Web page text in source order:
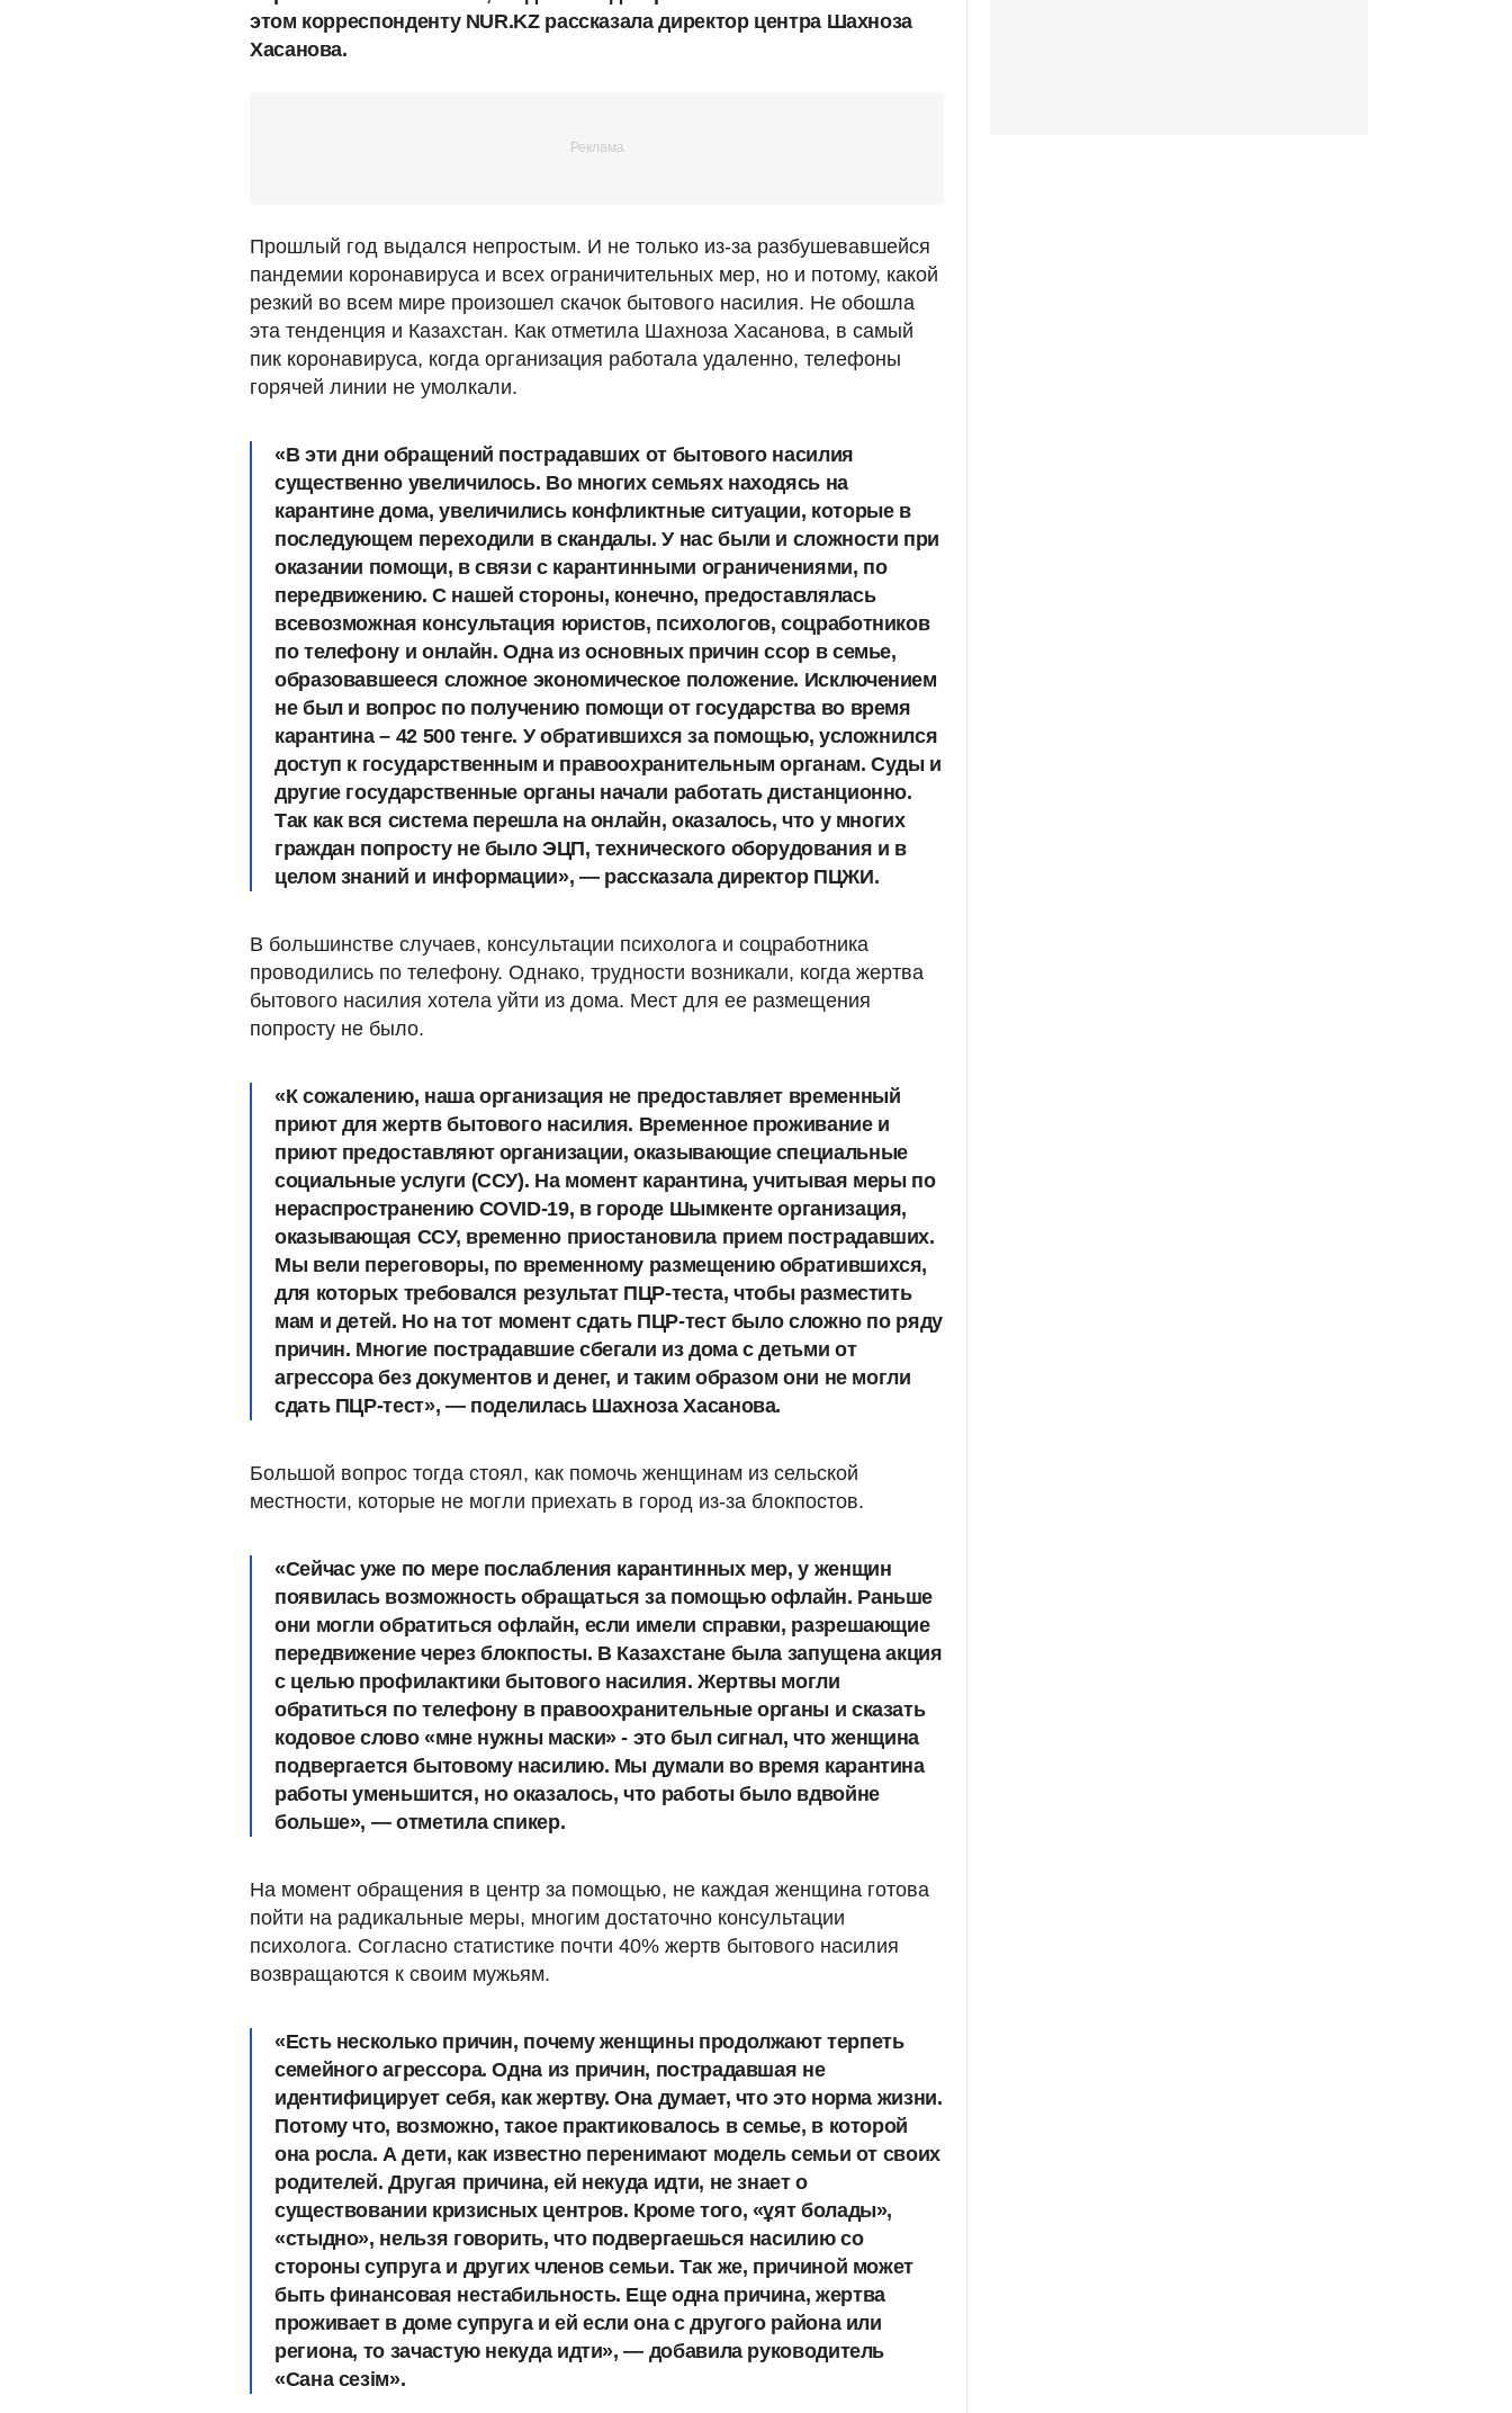
этом корреспонденту NUR.KZ рассказала директор центра Шахноза
Хасанова.
Прошлый год выдался непростым. И не только из-за разбушевавшейся
пандемии коронавируса и всех ограничительных мер, но и потому, какой
резкий во всем мире произошел скачок бытового насилия. Не обошла
эта тенденция и Казахстан. Как отметила Шахноза Хасанова, в самый
пик коронавируса, когда организация работала удаленно, телефоны
горячей линии не умолкали.
«В эти дни обращений пострадавших от бытового насилия
существенно увеличилось. Во многих семьях находясь на
карантине дома, увеличились конфликтные ситуации, которые в
последующем переходили в скандалы. У нас были и сложности при
оказании помощи, в связи с карантинными ограничениями, по
передвижению. С нашей стороны, конечно, предоставлялась
всевозможная консультация юристов, психологов, соцработников
по телефону и онлайн. Одна из основных причин ссор в семье,
образовавшееся сложное экономическое положение. Исключением
не был и вопрос по получению помощи от государства во время
карантина – 42 500 тенге. У обратившихся за помощью, усложнился
доступ к государственным и правоохранительным органам. Суды и
другие государственные органы начали работать дистанционно.
Так как вся система перешла на онлайн, оказалось, что у многих
граждан попросту не было ЭЦП, технического оборудования и в
целом знаний и информации», — рассказала директор ПЦЖИ.
В большинстве случаев, консультации психолога и соцработника
проводились по телефону. Однако, трудности возникали, когда жертва
бытового насилия хотела уйти из дома. Мест для ее размещения
попросту не было.
«К сожалению, наша организация не предоставляет временный
приют для жертв бытового насилия. Временное проживание и
приют предоставляют организации, оказывающие специальные
социальные услуги (ССУ). На момент карантина, учитывая меры по
нераспространению COVID-19, в городе Шымкенте организация,
оказывающая ССУ, временно приостановила прием пострадавших.
Мы вели переговоры, по временному размещению обратившихся,
для которых требовался результат ПЦР-теста, чтобы разместить
мам и детей. Но на тот момент сдать ПЦР-тест было сложно по ряду
причин. Многие пострадавшие сбегали из дома с детьми от
агрессора без документов и денег, и таким образом они не могли
сдать ПЦР-тест», — поделилась Шахноза Хасанова.
Большой вопрос тогда стоял, как помочь женщинам из сельской
местности, которые не могли приехать в город из-за блокпостов.
«Сейчас уже по мере послабления карантинных мер, у женщин
появилась возможность обращаться за помощью офлайн. Раньше
они могли обратиться офлайн, если имели справки, разрешающие
передвижение через блокпосты. В Казахстане была запущена акция
с целью профилактики бытового насилия. Жертвы могли
обратиться по телефону в правоохранительные органы и сказать
кодовое слово «мне нужны маски» - это был сигнал, что женщина
подвергается бытовому насилию. Мы думали во время карантина
работы уменьшится, но оказалось, что работы было вдвойне
больше», — отметила спикер.
На момент обращения в центр за помощью, не каждая женщина готова
пойти на радикальные меры, многим достаточно консультации
психолога. Согласно статистике почти 40% жертв бытового насилия
возвращаются к своим мужьям.
«Есть несколько причин, почему женщины продолжают терпеть
семейного агрессора. Одна из причин, пострадавшая не
идентифицирует себя, как жертву. Она думает, что это норма жизни.
Потому что, возможно, такое практиковалось в семье, в которой
она росла. А дети, как известно перенимают модель семьи от своих
родителей. Другая причина, ей некуда идти, не знает о
существовании кризисных центров. Кроме того, «ұят болады»,
«стыдно», нельзя говорить, что подвергаешься насилию со
стороны супруга и других членов семьи. Так же, причиной может
быть финансовая нестабильность. Еще одна причина, жертва
проживает в доме супруга и ей если она с другого района или
региона, то зачастую некуда идти», — добавила руководитель
«Сана сезім».